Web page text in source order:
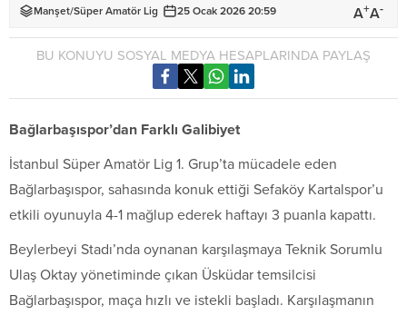
Manşet/Süper Amatör Lig 25 Ocak 2026 20:59 A+A-
BU KONUYU SOSYAL MEDYA HESAPLARINDA PAYLAŞ
Bağlarbaşıspor’dan Farklı Galibiyet
İstanbul Süper Amatör Lig 1. Grup’ta mücadele eden
Bağlarbaşıspor, sahasında konuk ettiği Sefaköy Kartalspor’u
etkili oyunuyla 4-1 mağlup ederek haftayı 3 puanla kapattı.
Beylerbeyi Stadı’nda oynanan karşılaşmaya Teknik Sorumlu
Ulaş Oktay yönetiminde çıkan Üsküdar temsilcisi
Bağlarbaşıspor, maça hızlı ve istekli başladı. Karşılaşmanın